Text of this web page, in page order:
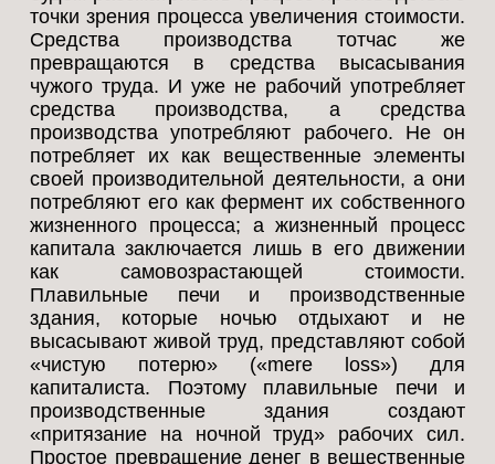
точки зрения процесса увеличения стоимости.
Средства производства тотчас же
превращаются в средства высасывания
чужого труда. И уже не рабочий употребляет
средства производства, а средства
производства употребляют рабочего. Не он
потребляет их как вещественные элементы
своей производительной деятельности, а они
потребляют его как фермент их собственного
жизненного процесса; а жизненный процесс
капитала заключается лишь в его движении
как самовозрастающей стоимости.
Плавильные печи и производственные
здания, которые ночью отдыхают и не
высасывают живой труд, представляют собой
«чистую потерю» («mere loss») для
капиталиста. Поэтому плавильные печи и
производственные здания создают
«притязание на ночной труд» рабочих сил.
Простое превращение денег в вещественные